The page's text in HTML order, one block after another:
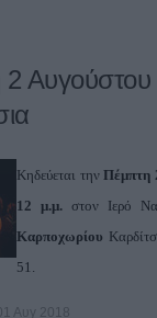
Αυγούστου
Κηδεύεται τηνΠέμπτη
12 μ.μ.στον Ιερό
Καρποχωρίου
51.
01 Αυγ 2018